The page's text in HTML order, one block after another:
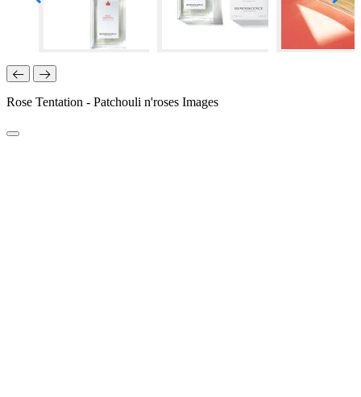
Rose Tentation - Patchouli n'roses Images